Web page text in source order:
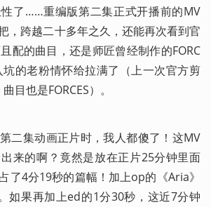
了……重编版第二集正式开播前的MV
，跨越二十多年之久，还能再次看到官
配的曲目，还是师匠曾经制作的FORC
坑的老粉情怀给拉满了（上一次官方剪
目也是FORCES）。
二集动画正片时，我人都傻了！这MV
来的啊？竟然是放在正片25分钟里面
了4分19秒的篇幅！加上op的《Aria》
如果再加上ed的1分30秒，这近7分钟